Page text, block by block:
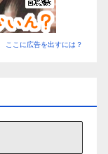
ここに広告を出すには？